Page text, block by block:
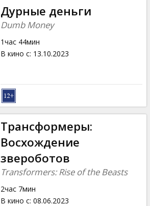
Дурные деньги
Dumb Money
1час 44мин
В кино с: 13.10.2023
Трансформеры:
Восхождение
звероботов
Transformers: Rise of the Beasts
2час 7мин
В кино с: 08.06.2023